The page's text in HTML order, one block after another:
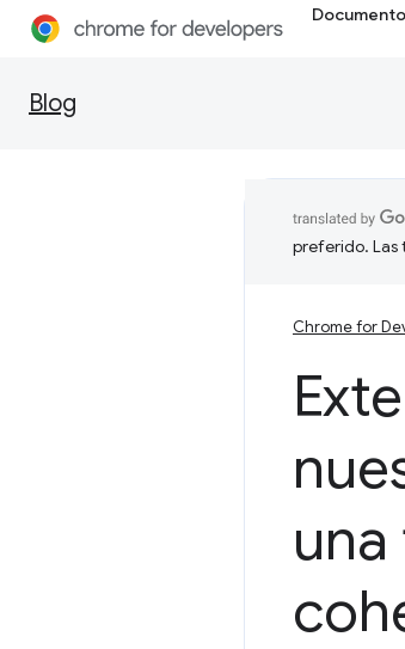
Blog
preferido. Las
Chrome for